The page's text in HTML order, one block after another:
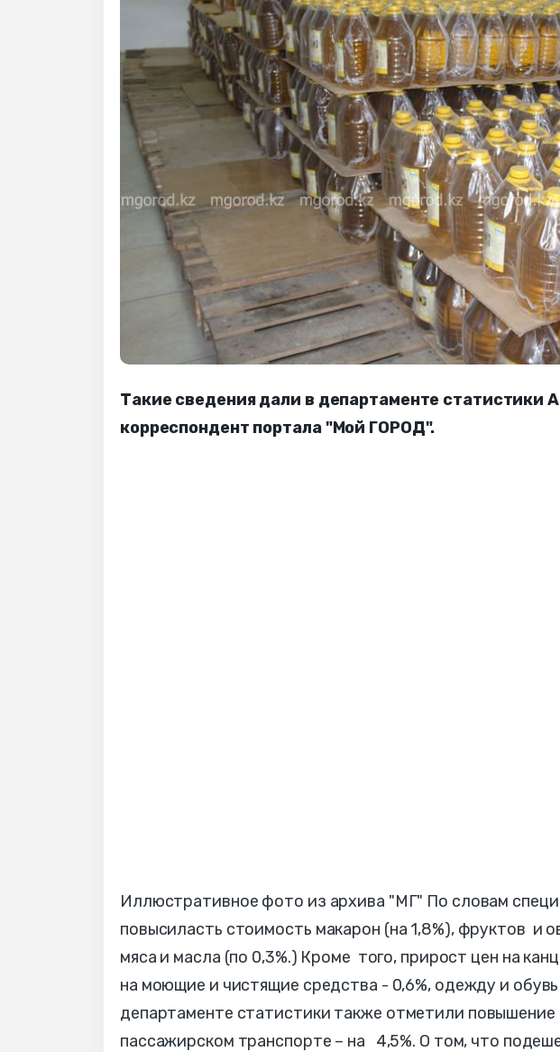
Такие сведения дали в департаменте статистики
корреспондент портала "Мой ГОРОД".
Иллюстративное фото из архива "МГ" По словам
повысиласть стоимость макарон (на 1,8%), фруктов и
мяса и масла (по 0,3%.) Кроме того, прирост цен на
на моющие и чистящие средства - 0,6%, одежду и
департаменте статистики также отметили
пассажирском транспорте – на 4,5%. О том, что